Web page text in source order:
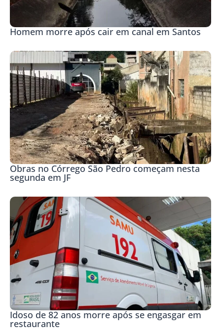
Homem morre após cair em canal em Santos
Obras no Córrego São Pedro começam nesta
segunda em JF
Idoso de 82 anos morre após se engasgar em
restaurante